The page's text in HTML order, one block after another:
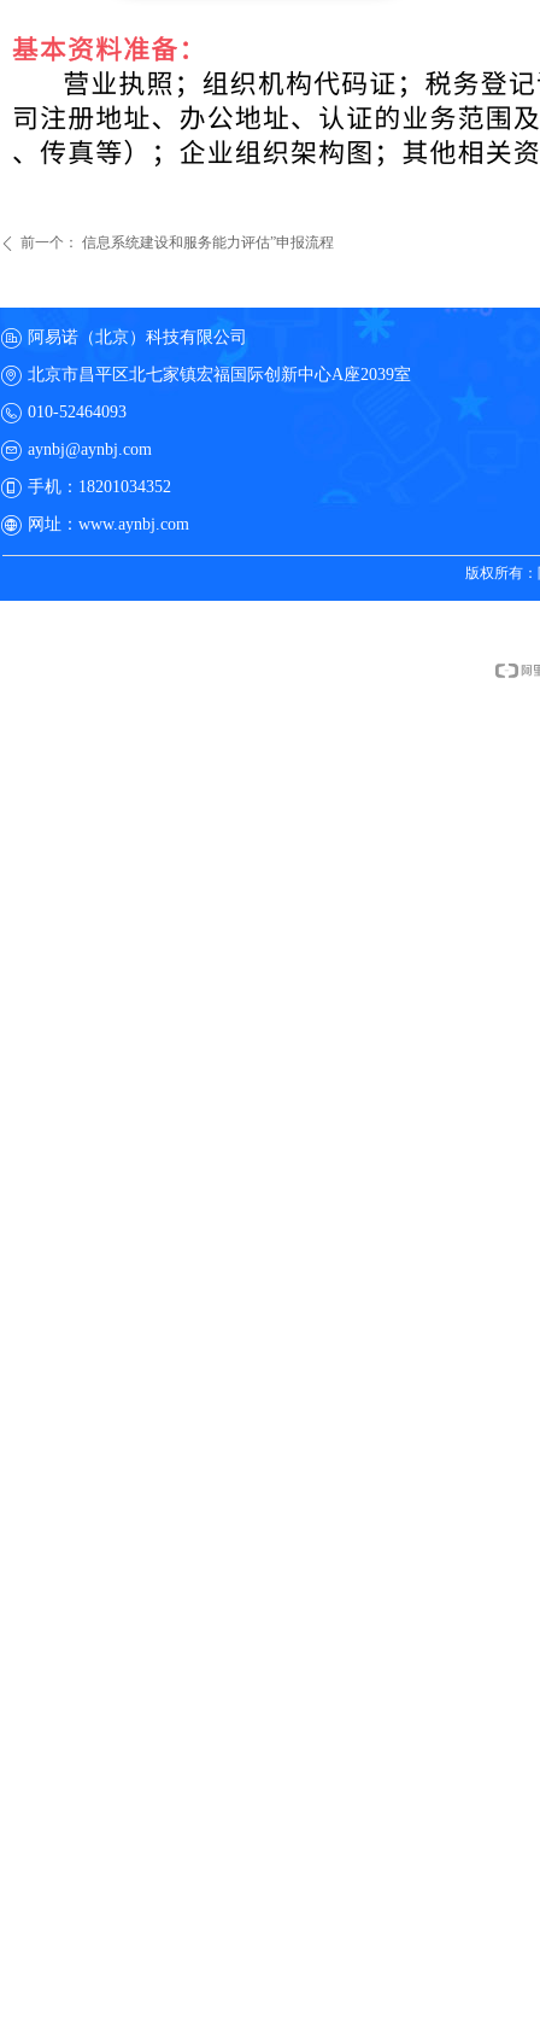
ꄴ 前一个： 信息系统建设和服务能力评估”申报流程
阿易诺（北京）科技有限公司
北京市昌平区北七家镇宏福国际创新中心A座2039室
010-52464093
aynbj@aynbj.com
手机： 18201034352
网址： www.aynbj.com
版权所有